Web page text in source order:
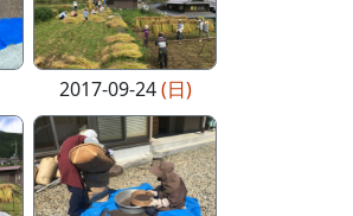
2017-09-24(日)